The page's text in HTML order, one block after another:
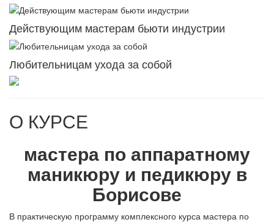
Действующим мастерам бьюти индустрии
Любительницам ухода за собой
О КУРСЕ
мастера по аппаратному
маникюру и педикюру в
Борисове
В практическую программу комплексного курса мастера по